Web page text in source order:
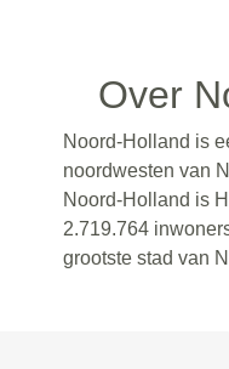
Over
Noord-Holland is
noordwesten van
Noord-Holland is
2.719.764
grootste stad van